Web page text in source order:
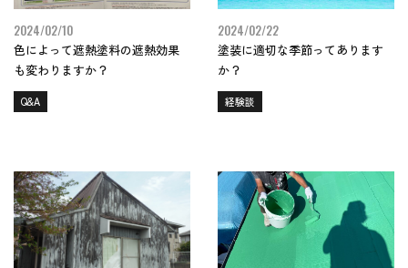
2024/02/10
色によって遮熱塗料の遮熱効果
も変わりますか？
Q&A
2024/02/22
塗装に適切な季節ってあります
か？
経験談